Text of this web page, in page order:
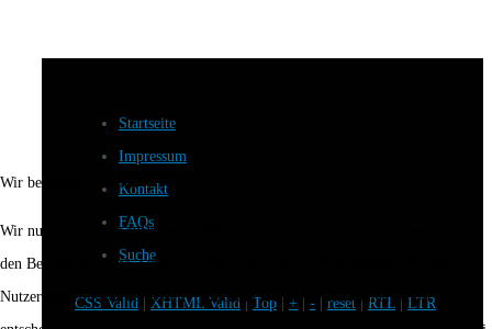
Startseite
Impressum
Kontakt
FAQs
Suche
CSS Valid XHTML Valid | Top | + - reset | RTL | LTR
Wir benutzen Cookies
Wir nutzen Cookies auf unserer Website. Einige von ihnen sind essenziell für
den Betrieb der Seite, während andere uns helfen, diese Website und die
Nutzererfahrung zu verbessern (Tracking Cookies). Sie können selbst